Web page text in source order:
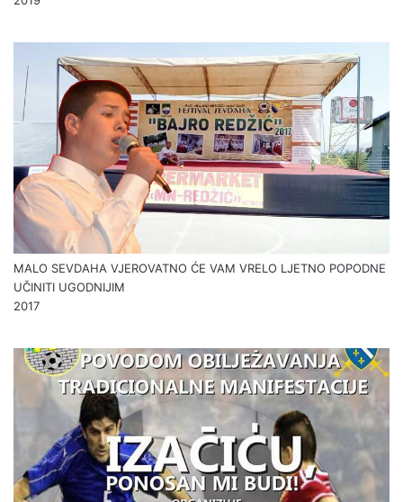
MALO SEVDAHA VJEROVATNO ĆE VAM VRELO LJETNO POPODNE
UČINITI UGODNIJIM
2017